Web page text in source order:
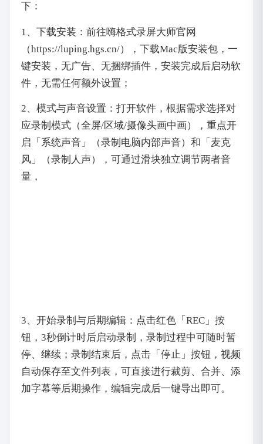
下：
1、下载安装：前往嗨格式录屏大师官网
（https://luping.hgs.cn/），下载Mac版安装包，一
键安装，无广告、无捆绑插件，安装完成后启动软
件，无需任何额外设置；
2、模式与声音设置：打开软件，根据需求选择对
应录制模式（全屏/区域/摄像头画中画），重点开
启「系统声音」（录制电脑内部声音）和「麦克
风」（录制人声），可通过滑块独立调节两者音
量，
3、开始录制与后期编辑：点击红色「REC」按
钮，3秒倒计时后启动录制，录制过程中可随时暂
停、继续；录制结束后，点击「停止」按钮，视频
自动保存至文件列表，可直接进行裁剪、合并、添
加字幕等后期操作，编辑完成后一键导出即可。